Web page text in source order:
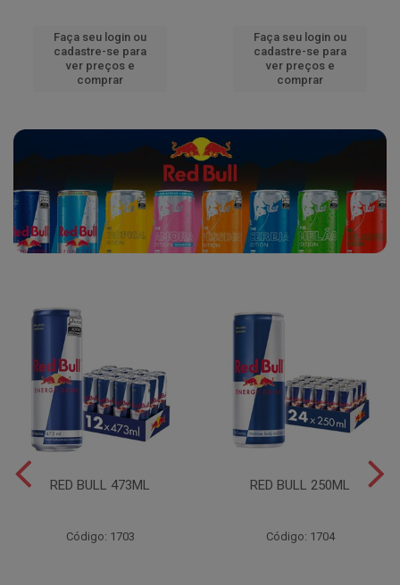
Faça seu login ou
cadastre-se para
ver preços e
comprar
Faça seu login ou
cadastre-se para
ver preços e
comprar
RED BULL 473ML
Código: 1703
RED BULL 250ML
Código: 1704